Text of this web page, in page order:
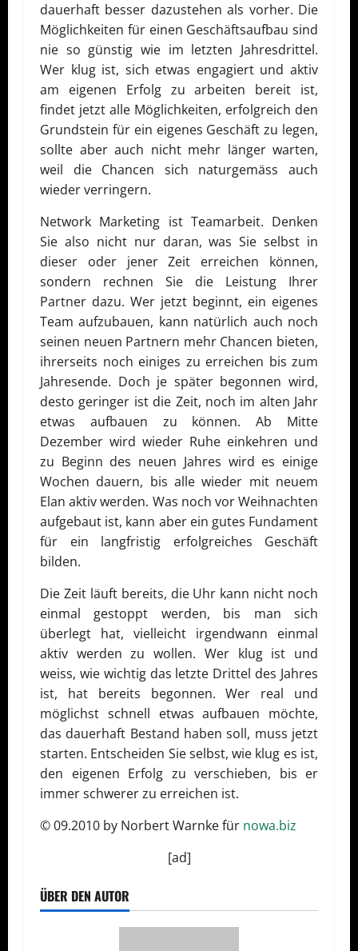
dauerhaft besser dazustehen als vorher. Die
Möglichkeiten für einen Geschäftsaufbau sind
nie so günstig wie im letzten Jahresdrittel.
Wer klug ist, sich etwas engagiert und aktiv
am eigenen Erfolg zu arbeiten bereit ist,
findet jetzt alle Möglichkeiten, erfolgreich den
Grundstein für ein eigenes Geschäft zu legen,
sollte aber auch nicht mehr länger warten,
weil die Chancen sich naturgemäss auch
wieder verringern.
Network Marketing ist Teamarbeit. Denken
Sie also nicht nur daran, was Sie selbst in
dieser oder jener Zeit erreichen können,
sondern rechnen Sie die Leistung Ihrer
Partner dazu. Wer jetzt beginnt, ein eigenes
Team aufzubauen, kann natürlich auch noch
seinen neuen Partnern mehr Chancen bieten,
ihrerseits noch einiges zu erreichen bis zum
Jahresende. Doch je später begonnen wird,
desto geringer ist die Zeit, noch im alten Jahr
etwas aufbauen zu können. Ab Mitte
Dezember wird wieder Ruhe einkehren und
zu Beginn des neuen Jahres wird es einige
Wochen dauern, bis alle wieder mit neuem
Elan aktiv werden. Was noch vor Weihnachten
aufgebaut ist, kann aber ein gutes Fundament
für ein langfristig erfolgreiches Geschäft
bilden.
Die Zeit läuft bereits, die Uhr kann nicht noch
einmal gestoppt werden, bis man sich
überlegt hat, vielleicht irgendwann einmal
aktiv werden zu wollen. Wer klug ist und
weiss, wie wichtig das letzte Drittel des Jahres
ist, hat bereits begonnen. Wer real und
möglichst schnell etwas aufbauen möchte,
das dauerhaft Bestand haben soll, muss jetzt
starten. Entscheiden Sie selbst, wie klug es ist,
den eigenen Erfolg zu verschieben, bis er
immer schwerer zu erreichen ist.
© 09.2010 by Norbert Warnke für nowa.biz
[ad]
ÜBER DEN AUTOR